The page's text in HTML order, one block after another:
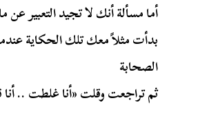
أما مسألة أنك لا تجيد التعبير
بدأت مثلاً معك تلك الحكاية
الصحابة
ثم تراجعت وقلت «أنا غلطت ..